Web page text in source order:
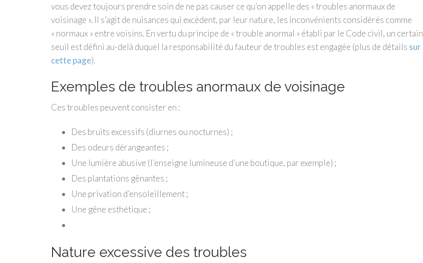
vous devez toujours prendre soin de ne pas causer ce qu’on appelle des « troubles anormaux de
voisinage ». Il s’agit de nuisances qui excèdent, par leur nature, les inconvénients considérés comme
« normaux » entre voisins. En vertu du principe de « trouble anormal » établi par le Code civil, un certain
seuil est défini au-delà duquel la responsabilité du fauteur de troubles est engagée (plus de détails sur
cette page).
Exemples de troubles anormaux de voisinage
Ces troubles peuvent consister en :
Des bruits excessifs (diurnes ou nocturnes) ;
Des odeurs dérangeantes ;
Une lumière abusive (l’enseigne lumineuse d’une boutique, par exemple) ;
Des plantations gênantes ;
Une privation d’ensoleillement ;
Une gêne esthétique ;
Nature excessive des troubles